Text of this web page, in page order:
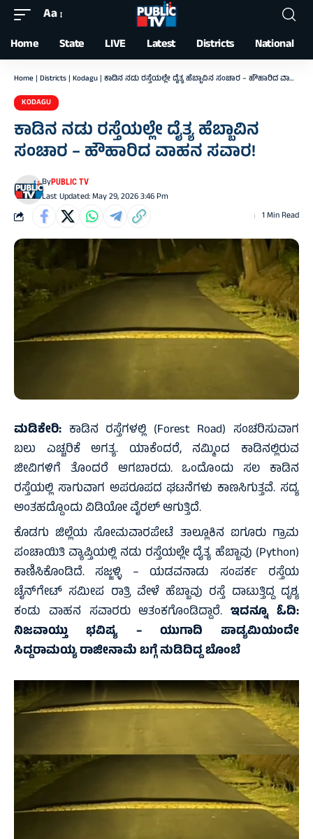
Font
Resizer
Aa
Home State LIVE Latest Districts National
Home | Districts | Kodagu | ಕಾಡಿನ ನಡು ರಸ್ತೆಯಲ್ಲೇ ದೈತ್ಯ ಹೆಬ್ಬಾವಿನ ಸಂಚಾರ – ಹೌಹಾರಿದ ವಾಹನ ಸವಾರ!
KODAGU
ಕಾಡಿನ ನಡು ರಸ್ತೆಯಲ್ಲೇ ದೈತ್ಯ ಹೆಬ್ಬಾವಿನ
ಸಂಚಾರ – ಹೌಹಾರಿದ ವಾಹನ ಸವಾರ!
Last Updated: May 29, 2026 3:46 Pm
ByPUBLIC TV
1 Min Read
ಮಡಿಕೇರಿ: ಕಾಡಿನ ರಸ್ತೆಗಳಲ್ಲಿ (Forest Road) ಸಂಚರಿಸುವಾಗ
ಬಲು ಎಚ್ಚರಿಕೆ ಅಗತ್ಯ. ಯಾಕೆಂದರೆ, ನಮ್ಮಿಂದ ಕಾಡಿನಲ್ಲಿರುವ
ಜೀವಿಗಳಿಗೆ ತೊಂದರೆ ಆಗಬಾರದು. ಒಂದೊಂದು ಸಲ ಕಾಡಿನ
ರಸ್ತೆಯಲ್ಲಿ ಸಾಗುವಾಗ ಅಪರೂಪದ ಘಟನೆಗಳು ಕಾಣಸಿಗುತ್ತವೆ. ಸದ್ಯ
ಅಂತಹದ್ದೊಂದು ವಿಡಿಯೋ ವೈರಲ್ ಆಗುತ್ತಿದೆ.
ಕೊಡಗು ಜಿಲ್ಲೆಯ ಸೋಮವಾರಪೇಟೆ ತಾಲ್ಲೂಕಿನ ಐಗೂರು ಗ್ರಾಮ
ಪಂಚಾಯಿತಿ ವ್ಯಾಪ್ತಿಯಲ್ಲಿ ನಡು ರಸ್ತೆಯಲ್ಲೇ ದೈತ್ಯ ಹೆಬ್ಬಾವು (Python)
ಕಾಣಿಸಿಕೊಂಡಿದೆ. ಸಜ್ಜಳ್ಳಿ – ಯಡವನಾಡು ಸಂಪರ್ಕ ರಸ್ತೆಯ
ಚೈನ್‌ಗೇಟ್ ಸಮೀಪ ರಾತ್ರಿ ವೇಳೆ ಹೆಬ್ಬಾವು ರಸ್ತೆ ದಾಟುತ್ತಿದ್ದ ದೃಶ್ಯ
ಕಂಡು ವಾಹನ ಸವಾರರು ಆತಂಕಗೊಂಡಿದ್ದಾರೆ.ಇದನ್ನೂ ಓದಿ:
ನಿಜವಾಯ್ತು ಭವಿಷ್ಯ – ಯುಗಾದಿ ಪಾಡ್ಯಮಿಯಂದೇ
ಸಿದ್ದರಾಮಯ್ಯ ರಾಜೀನಾಮೆ ಬಗ್ಗೆ ನುಡಿದಿದ್ದ ಬೊಂಬೆ